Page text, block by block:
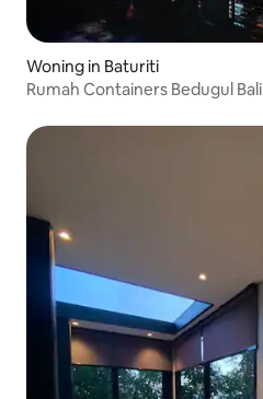
Woning in Baturiti
Rumah Containers Bedugul Bali